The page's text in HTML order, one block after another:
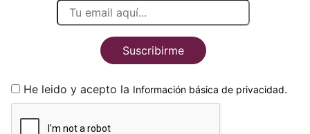
Suscribirme
He leido y acepto la Información básica de privacidad.